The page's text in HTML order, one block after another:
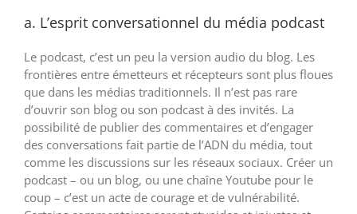
a. L’esprit conversationnel du média podcast
Le podcast, c’est un peu la version audio du blog. Les
frontières entre émetteurs et récepteurs sont plus floues
que dans les médias traditionnels. Il n’est pas rare
d’ouvrir son blog ou son podcast à des invités. La
possibilité de publier des commentaires et d’engager
des conversations fait partie de l’ADN du média, tout
comme les discussions sur les réseaux sociaux. Créer un
podcast – ou un blog, ou une chaîne Youtube pour le
coup – c’est un acte de courage et de vulnérabilité.